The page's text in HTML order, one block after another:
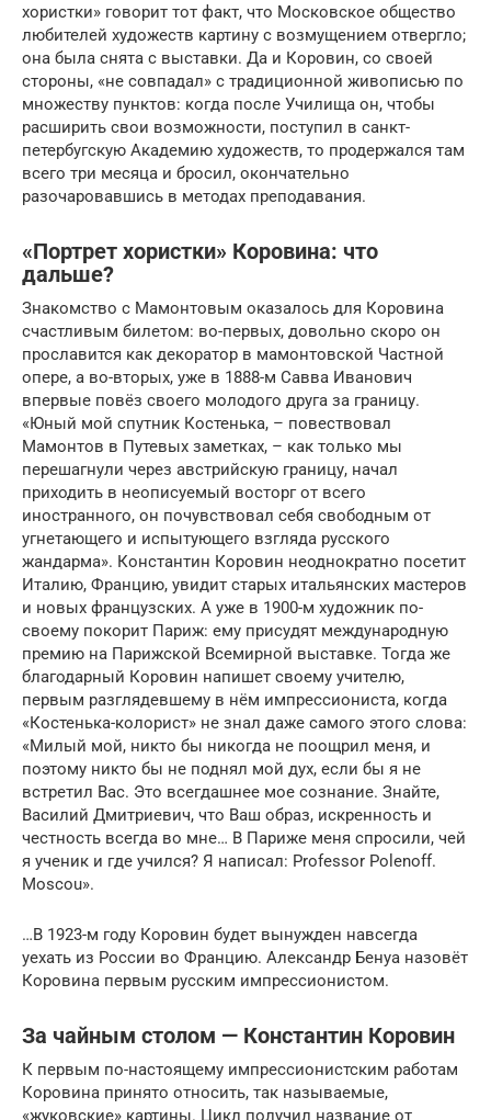
хористки» говорит тот факт, что Московское общество
любителей художеств картину с возмущением отвергло;
она была снята с выставки. Да и Коровин, со своей
стороны, «не совпадал» с традиционной живописью по
множеству пунктов: когда после Училища он, чтобы
расширить свои возможности, поступил в санкт-
петербугскую Академию художеств, то продержался там
всего три месяца и бросил, окончательно
разочаровавшись в методах преподавания.
«Портрет хористки» Коровина: что
дальше?
Знакомство с Мамонтовым оказалось для Коровина
счастливым билетом: во-первых, довольно скоро он
прославится как декоратор в мамонтовской Частной
опере, а во-вторых, уже в 1888-м Савва Иванович
впервые повёз своего молодого друга за границу.
«Юный мой спутник Костенька, – повествовал
Мамонтов в Путевых заметках, – как только мы
перешагнули через австрийскую границу, начал
приходить в неописуемый восторг от всего
иностранного, он почувствовал себя свободным от
угнетающего и испытующего взгляда русского
жандарма». Константин Коровин неоднократно посетит
Италию, Францию, увидит старых итальянских мастеров
и новых французских. А уже в 1900-м художник по-
своему покорит Париж: ему присудят международную
премию на Парижской Всемирной выставке. Тогда же
благодарный Коровин напишет своему учителю,
первым разглядевшему в нём импрессиониста, когда
«Костенька-колорист» не знал даже самого этого слова:
«Милый мой, никто бы никогда не поощрил меня, и
поэтому никто бы не поднял мой дух, если бы я не
встретил Вас. Это всегдашнее мое сознание. Знайте,
Василий Дмитриевич, что Ваш образ, искренность и
честность всегда во мне… В Париже меня спросили, чей
я ученик и где учился? Я написал: Professor Polenoff.
Moscou».
…В 1923-м году Коровин будет вынужден навсегда
уехать из России во Францию. Александр Бенуа назовёт
Коровина первым русским импрессионистом.
За чайным столом — Константин Коровин
К первым по-настоящему импрессионистским работам
Коровина принято относить, так называемые,
«жуковские» картины. Цикл получил название от